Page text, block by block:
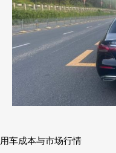
用车成本与市场行情